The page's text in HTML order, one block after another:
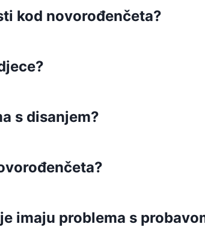
kod novorođenčeta?
s disanjem?
imaju problema s